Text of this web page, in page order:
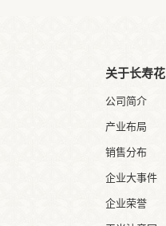
关于长寿花
公司简介
产业布局
销售分布
企业大事件
企业荣誉